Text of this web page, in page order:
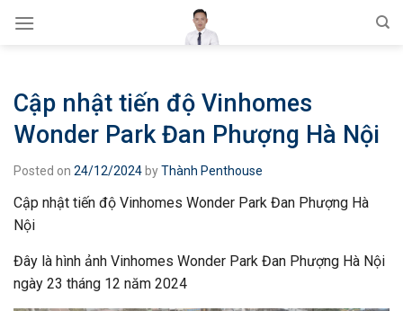
Cập nhật tiến độ Vinhomes
Wonder Park Đan Phượng Hà Nội
Posted on 24/12/2024byThành Penthouse
Cập nhật tiến độ Vinhomes Wonder Park Đan Phượng Hà
Nội
Đây là hình ảnh Vinhomes Wonder Park Đan Phượng Hà Nội
ngày 23 tháng 12 năm 2024